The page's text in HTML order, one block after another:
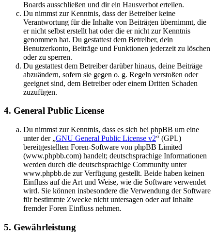
Boards ausschließen und dir ein Hausverbot erteilen.
Du nimmst zur Kenntnis, dass der Betreiber keine
Verantwortung für die Inhalte von Beiträgen übernimmt, die
er nicht selbst erstellt hat oder die er nicht zur Kenntnis
genommen hat. Du gestattest dem Betreiber, dein
Benutzerkonto, Beiträge und Funktionen jederzeit zu löschen
oder zu sperren.
Du gestattest dem Betreiber darüber hinaus, deine Beiträge
abzuändern, sofern sie gegen o. g. Regeln verstoßen oder
geeignet sind, dem Betreiber oder einem Dritten Schaden
zuzufügen.
4. General Public License
Du nimmst zur Kenntnis, dass es sich bei phpBB um eine
unter der „GNU General Public License v2“ (GPL)
bereitgestellten Foren-Software von phpBB Limited
(www.phpbb.com) handelt; deutschsprachige Informationen
werden durch die deutschsprachige Community unter
www.phpbb.de zur Verfügung gestellt. Beide haben keinen
Einfluss auf die Art und Weise, wie die Software verwendet
wird. Sie können insbesondere die Verwendung der Software
für bestimmte Zwecke nicht untersagen oder auf Inhalte
fremder Foren Einfluss nehmen.
5. Gewährleistung